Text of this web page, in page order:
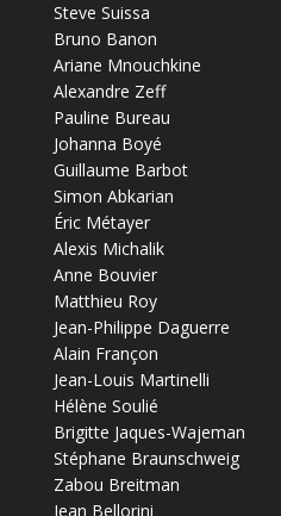
Steve Suissa
Bruno Banon
Ariane Mnouchkine
Alexandre Zeff
Pauline Bureau
Johanna Boyé
Guillaume Barbot
Simon Abkarian
Éric Métayer
Alexis Michalik
Anne Bouvier
Matthieu Roy
Jean-Philippe Daguerre
Alain Françon
Jean-Louis Martinelli
Hélène Soulié
Brigitte Jaques-Wajeman
Stéphane Braunschweig
Zabou Breitman
Jean Bellorini